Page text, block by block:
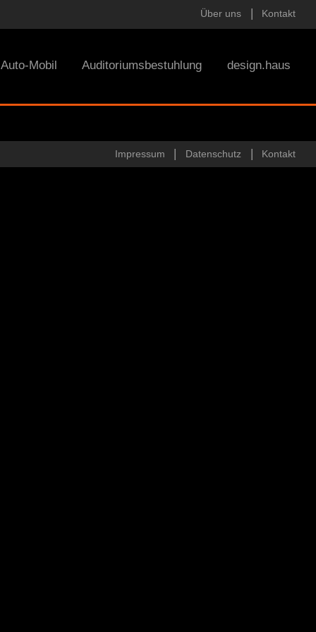
Über uns Kontakt
Auto-Mobil Auditoriumsbestuhlung design.haus
Impressum Datenschutz Kontakt